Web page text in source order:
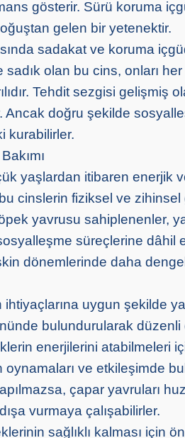
gösterir. Sürü koruma
gelen bir yetenektir.
sadakat ve koruma
sadık olan bu cins, onları
Tehdit sezgisi gelişmiş
Ancak doğru şekilde
kurabilirler.
yaşlardan itibaren enerjik
cinslerin fiziksel ve
yavrusu sahiplenenler,
süreçlerine dâhil
dönemlerinde daha
ihtiyaçlarına uygun şekilde
bulundurularak düzenli
enerjilerini atabilmeleri
ve etkileşimde
çapar yavruları
vurmaya çalışabilirler.
sağlıklı kalması için